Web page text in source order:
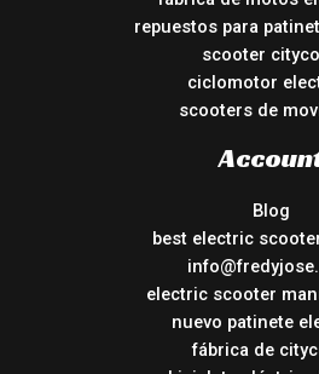
repuestos para
scooter
ciclomotor
scooters de
Blog
best electric
electric scooter
nuevo patinete
fábrica de